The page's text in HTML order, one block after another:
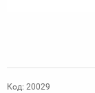
Код: 20029